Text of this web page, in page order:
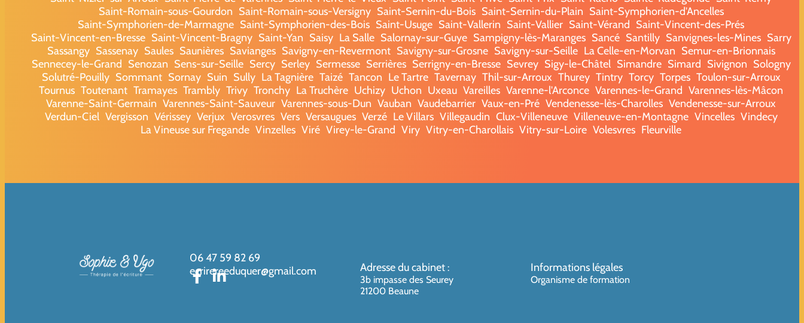
Saint-Romain-sous-Gourdon Saint-Romain-sous-Versigny Saint-Sernin-du-Bois Saint-Sernin-du-Plain Saint-Symphorien-d'Ancelles
Saint-Symphorien-de-Marmagne Saint-Symphorien-des-Bois Saint-Usuge Saint-Vallerin Saint-Vallier Saint-Vérand Saint-Vincent-des-Prés
Saint-Vincent-en-Bresse Saint-Vincent-Bragny Saint-Yan Saisy La Salle Salornay-sur-Guye Sampigny-lès-Maranges Sancé Santilly Sanvignes-les-Mines Sarry
Sassangy Sassenay Saules Saunières Savianges Savigny-en-Revermont Savigny-sur-Grosne Savigny-sur-Seille La Celle-en-Morvan Semur-en-Brionnais
Sennecey-le-Grand Senozan Sens-sur-Seille Sercy Serley Sermesse Serrières Serrigny-en-Bresse Sevrey Sigy-le-Châtel Simandre Simard Sivignon Sologny
Solutré-Pouilly Sommant Sornay Suin Sully La Tagnière Taizé Tancon Le Tartre Tavernay Thil-sur-Arroux Thurey Tintry Torcy Torpes Toulon-sur-Arroux
Tournus Toutenant Tramayes Trambly Trivy Tronchy La Truchère Uchizy Uchon Uxeau Vareilles Varenne-l'Arconce Varennes-le-Grand Varennes-lès-Mâcon
Varenne-Saint-Germain Varennes-Saint-Sauveur Varennes-sous-Dun Vauban Vaudebarrier Vaux-en-Pré Vendenesse-lès-Charolles Vendenesse-sur-Arroux
Verdun-Ciel Vergisson Vérissey Verjux Verosvres Vers Versaugues Verzé Le Villars Villegaudin Clux-Villeneuve Villeneuve-en-Montagne Vincelles Vindecy
La Vineuse sur Fregande Vinzelles Viré Virey-le-Grand Viry Vitry-en-Charollais Vitry-sur-Loire Volesvres Fleurville
06 47 59 82 69
ecrirereeduquer@gmail.com
Adresse du cabinet:
3b impasse des Seurey
21200 Beaune
Informations légales
Organisme de formation